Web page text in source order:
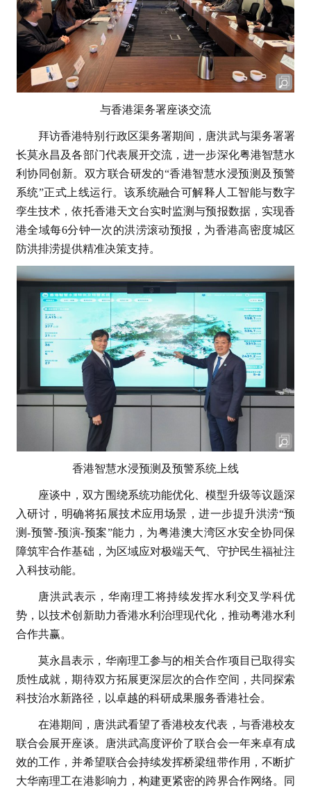
与香港渠务署座谈交流
拜访香港特别行政区渠务署期间，唐洪武与渠务署署
长莫永昌及各部门代表展开交流，进一步深化粤港智慧水
利协同创新。双方联合研发的“香港智慧水浸预测及预警
系统”正式上线运行。该系统融合可解释人工智能与数字
孪生技术，依托香港天文台实时监测与预报数据，实现香
港全域每6分钟一次的洪涝滚动预报，为香港高密度城区
防洪排涝提供精准决策支持。
香港智慧水浸预测及预警系统上线
座谈中，双方围绕系统功能优化、模型升级等议题深
入研讨，明确将拓展技术应用场景，进一步提升洪涝“预
测-预警-预演-预案”能力，为粤港澳大湾区水安全协同保
障筑牢合作基础，为区域应对极端天气、守护民生福祉注
入科技动能。
唐洪武表示，华南理工将持续发挥水利交叉学科优
势，以技术创新助力香港水利治理现代化，推动粤港水利
合作共赢。
莫永昌表示，华南理工参与的相关合作项目已取得实
质性成就，期待双方拓展更深层次的合作空间，共同探索
科技治水新路径，以卓越的科研成果服务香港社会。
在港期间，唐洪武看望了香港校友代表，与香港校友
联合会展开座谈。唐洪武高度评价了联合会一年来卓有成
效的工作，并希望联合会持续发挥桥梁纽带作用，不断扩
大华南理工在港影响力，构建更紧密的跨界合作网络。同